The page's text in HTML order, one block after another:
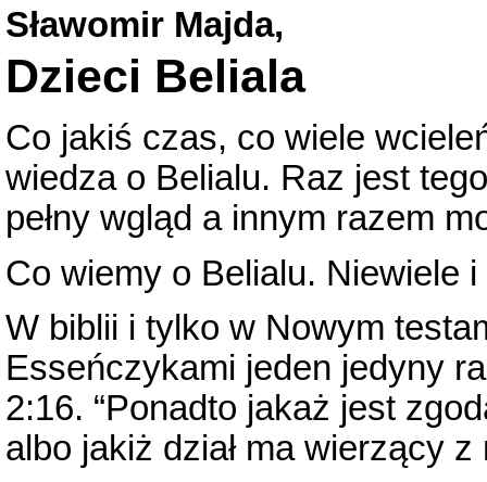
Sławomir Majda,
Dzieci Beliala
Co jakiś czas, co wiele
wiedza o Belialu. Raz jest
pełny wgląd a innym razem
Co wiemy o Belialu. Niewiele
W biblii i tylko w Nowym
Esseńczykami jeden jedyny
2:16. “Ponadto jakaż jest
albo jakiż dział ma wierzący z